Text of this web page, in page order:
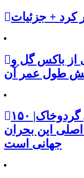
کرد + جزئیات
از باکس گل و
طول عمر آن
۱۵۰ کشور درگیر توفان‌های گردوخاک|
اصلی این بحران
جهانی است